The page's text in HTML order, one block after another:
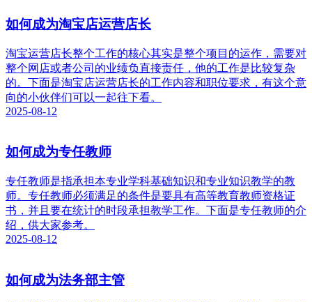
如何成为淘宝店运营店长
淘宝运营店长整个工作的核心其实是整个项目的运作，需要对
整个网店或者公司的业绩负直接责任，他的工作是比较复杂
的。下面是淘宝店运营店长的工作内容和职位要求，有这个意
向的小伙伴们可以一起往下看。
2025-08-12
如何成为专任教师
专任教师是指承担本专业学科基础知识和专业知识教学的教
师。专任教师必须满足的条件是要具有高等教育教师资格证
书，并且要在统计的时段承担教学工作。下面是专任教师的介
绍，供大家参考。
2025-08-12
如何成为法务部主管